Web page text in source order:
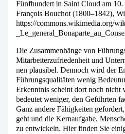
Die Zusammenhänge von
Mitarbeiterzufriedenheit und
nen plau­si­bel. Dennoch wird der
Führungsqualitäten wenig
Erkenntnis scheint dort noch nicht
bedeu­tet weni­ger, den Geführten
Ganz ande­re Fähigkeiten
geht und die Kernaufgabe,
zu ent­wi­ckeln. Hier fin­den Sie